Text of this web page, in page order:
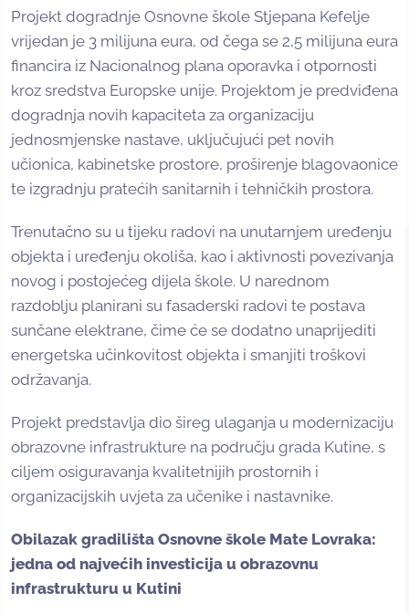
Projekt dogradnje Osnovne škole Stjepana Kefelje
vrijedan je 3 milijuna eura, od čega se 2,5 milijuna eura
financira iz Nacionalnog plana oporavka i otpornosti
kroz sredstva Europske unije. Projektom je predviđena
dogradnja novih kapaciteta za organizaciju
jednosmjenske nastave, uključujući pet novih
učionica, kabinetske prostore, proširenje blagovaonice
te izgradnju pratećih sanitarnih i tehničkih prostora.
Trenutačno su u tijeku radovi na unutarnjem uređenju
objekta i uređenju okoliša, kao i aktivnosti povezivanja
novog i postojećeg dijela škole. U narednom
razdoblju planirani su fasaderski radovi te postava
sunčane elektrane, čime će se dodatno unaprijediti
energetska učinkovitost objekta i smanjiti troškovi
održavanja.
Projekt predstavlja dio šireg ulaganja u modernizaciju
obrazovne infrastrukture na području grada Kutine, s
ciljem osiguravanja kvalitetnijih prostornih i
organizacijskih uvjeta za učenike i nastavnike.
Obilazak gradilišta Osnovne škole Mate Lovraka:
jedna od najvećih investicija u obrazovnu
infrastrukturu u Kutini